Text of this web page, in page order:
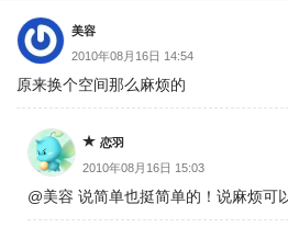
论
分
页
美容
2010年08月16日 14:54
原来换个空间那么麻烦的
恋羽
2010年08月16日 15:03
@美容 说简单也挺简单的！说麻烦可